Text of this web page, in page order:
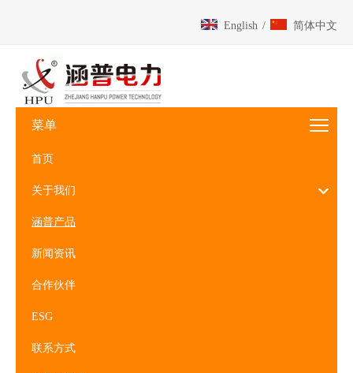
English / 简体中文
菜单
首页
关于我们
涵普产品
新闻资讯
合作伙伴
ESG
联系方式